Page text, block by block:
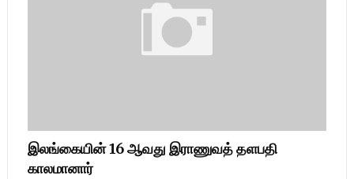
இலங்கையின் 16 ஆவது இராணுவத் தளபதி
காலமானார்